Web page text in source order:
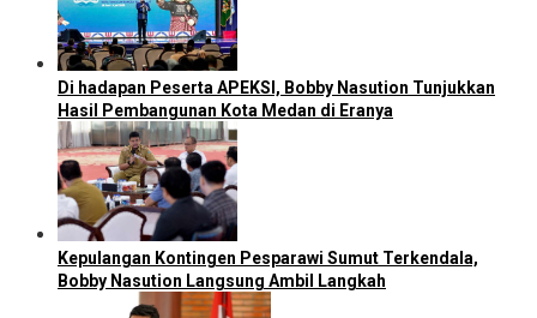
Di hadapan Peserta APEKSI, Bobby Nasution Tunjukkan
Hasil Pembangunan Kota Medan di Eranya
Kepulangan Kontingen Pesparawi Sumut Terkendala,
Bobby Nasution Langsung Ambil Langkah